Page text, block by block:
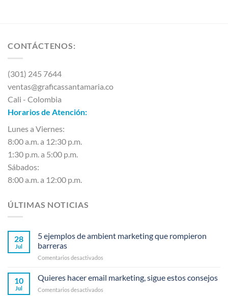
CONTÁCTENOS:
(301) 245 7644
ventas@graficassantamaria.co
Cali - Colombia
Horarios de Atención:
Lunes a Viernes:
8:00 a.m. a 12:30 p.m.
1:30 p.m. a 5:00 p.m.
Sábados:
8:00 a.m. a 12:00 p.m.
ÚLTIMAS NOTICIAS
28
Jul
5 ejemplos de ambient marketing que rompieron
barreras
Comentarios desactivados
ejemplos
ambient
10
Jul
Quieres hacer email marketing, sigue estos consejos
Comentarios desactivados